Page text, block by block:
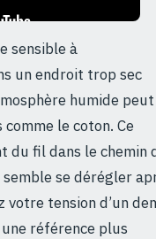
sensible à
un endroit trop sec
humide peut
le coton. Ce
du fil dans le chemin
se dérégler
votre tension d’un
référence plus